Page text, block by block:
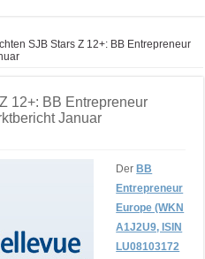
SJB Stars Z 12+: BB Entrepreneur
12+: BB Entrepreneur
Januar
Der BB
Entrepreneur
Europe (WKN
A1J2U9, ISIN
LU08103172